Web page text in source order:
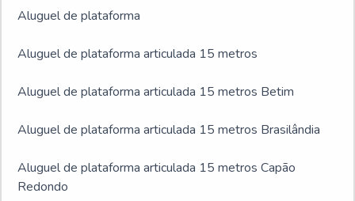
Aluguel de plataforma
Aluguel de plataforma articulada 15 metros
Aluguel de plataforma articulada 15 metros Betim
Aluguel de plataforma articulada 15 metros Brasilândia
Aluguel de plataforma articulada 15 metros Capão
Redondo